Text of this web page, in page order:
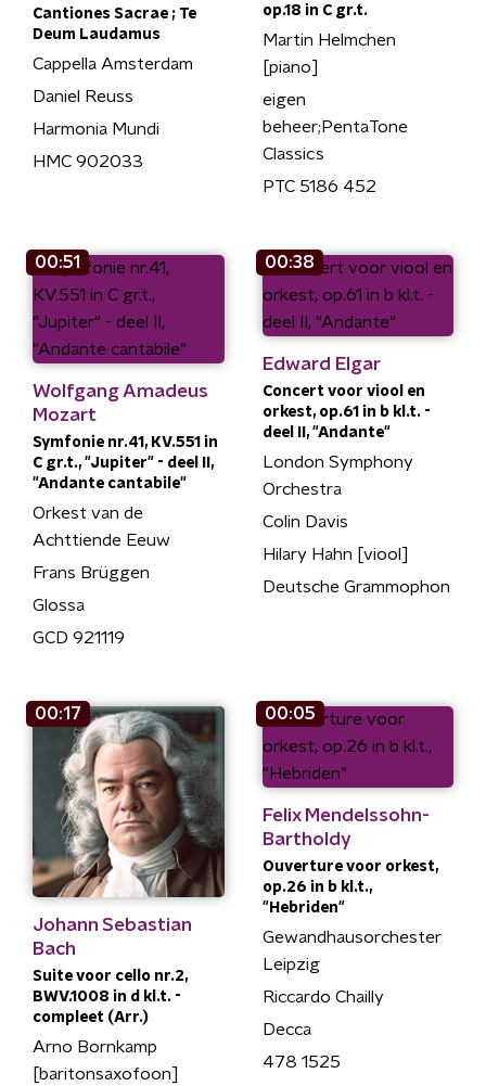
Cantiones Sacrae ; Te
Deum Laudamus
Cappella Amsterdam
Daniel Reuss
Harmonia Mundi
HMC 902033
op.18 in C gr.t.
Martin Helmchen
[piano]
eigen
beheer;PentaTone
Classics
PTC 5186 452
00:51
Wolfgang Amadeus
Mozart
Symfonie nr.41, KV.551 in
C gr.t., "Jupiter" - deel II,
"Andante cantabile"
Orkest van de
Achttiende Eeuw
Frans Brüggen
Glossa
GCD 921119
00:38
Edward Elgar
Concert voor viool en
orkest, op.61 in b kl.t. -
deel II, "Andante"
London Symphony
Orchestra
Colin Davis
Hilary Hahn [viool]
Deutsche Grammophon
00:17
Johann Sebastian
Bach
Suite voor cello nr.2,
BWV.1008 in d kl.t. -
compleet (Arr.)
Arno Bornkamp
[baritonsaxofoon]
00:05
Felix Mendelssohn-
Bartholdy
Ouverture voor orkest,
op.26 in b kl.t.,
"Hebriden"
Gewandhausorchester
Leipzig
Riccardo Chailly
Decca
478 1525